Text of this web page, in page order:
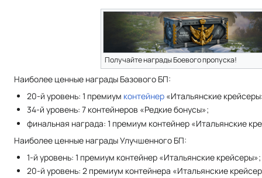
Получайте награды Боевого пропуска!
Наиболее ценные награды Базового БП:
20-й уровень: 1 премиум контейнер «Итальянские
34-й уровень: 7 контейнеров «Редкие бонусы»;
финальная награда: 1 премиум контейнер «Итальянские
Наиболее ценные награды Улучшенного БП:
1-й уровень: 1 премиум контейнер «Итальянские крейсеры»;
20-й уровень: 2 премиум контейнера «Итальянские